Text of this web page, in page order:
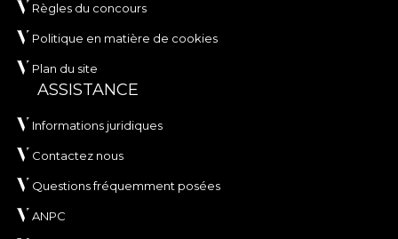
Règles du concours
Politique en matière de cookies
Plan du site
ASSISTANCE
Informations juridiques
Contactez nous
Questions fréquemment posées
ANPC